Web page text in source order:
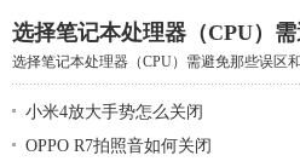
选择笔记本处理器（CPU）
选择笔记本处理器（CPU）需避免那些误区
小米4放大手势怎么关闭
OPPO R7拍照音如何关闭